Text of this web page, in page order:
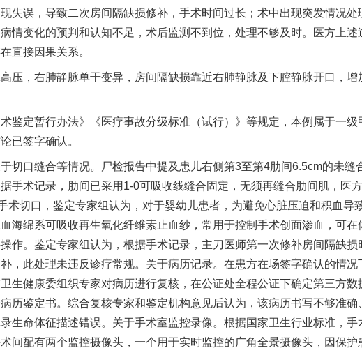
失误，导致二次房间隔缺损修补，手术时间过长；术中出现突发情况处
情变化的预判和认知不足，术后监测不到位，处理不够及时。医方上述
直接因果关系。
，右肺静脉单干变异，房间隔缺损靠近右肺静脉及下腔静脉开口，增
定暂行办法》《医疗事故分级标准（试行）》等规定，本例属于一级
已签字确认。
口缝合等情况。尸检报告中提及患儿右侧第3至第4肋间6.5cm的未缝
手术记录，肋间已采用1-0可吸收线缝合固定，无须再缝合肋间肌，医
术切口，鉴定专家组认为，对于婴幼儿患者，为避免心脏压迫和积血导
海绵系可吸收再生氧化纤维素止血纱，常用于控制手术创面渗血，可在
作。鉴定专家组认为，根据手术记录，主刀医师第一次修补房间隔缺损
，此处理未违反诊疗常规。关于病历记录。在患方在场签字确认的情况
生健康委组织专家对病历进行复核，在公证处全程公证下确定第三方数
历鉴定书。综合复核专家和鉴定机构意见后认为，该病历书写不够准确
生命体征描述错误。关于手术室监控录像。根据国家卫生行业标准，手
间配有两个监控摄像头，一个用于实时监控的广角全景摄像头，因保护